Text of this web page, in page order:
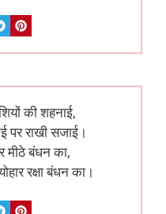
की शहनाई,
पर राखी सजाई।
मीठे बंधन का,
रक्षा बंधन का।